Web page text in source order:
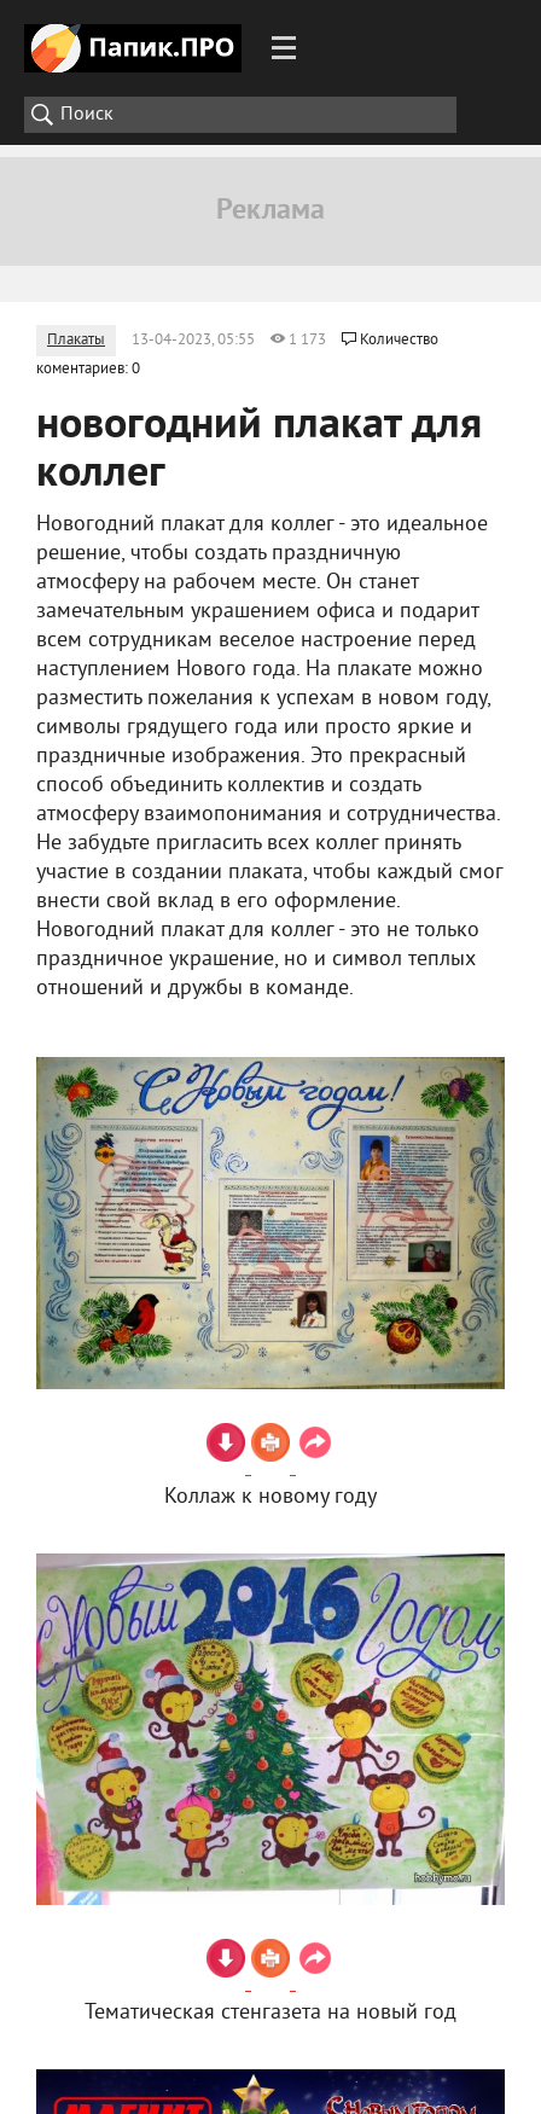
Плакаты 13-04-2023, 05:55 1 173
Количество
коментариев: 0
новогодний плакат для
коллег
Новогодний плакат для коллег - это идеальное
решение, чтобы создать праздничную
атмосферу на рабочем месте. Он станет
замечательным украшением офиса и подарит
всем сотрудникам веселое настроение перед
наступлением Нового года. На плакате можно
разместить пожелания к успехам в новом году,
символы грядущего года или просто яркие и
праздничные изображения. Это прекрасный
способ объединить коллектив и создать
атмосферу взаимопонимания и сотрудничества.
Не забудьте пригласить всех коллег принять
участие в создании плаката, чтобы каждый смог
внести свой вклад в его оформление.
Новогодний плакат для коллег - это не только
праздничное украшение, но и символ теплых
отношений и дружбы в команде.
Коллаж к новому году
Тематическая стенгазета на новый год